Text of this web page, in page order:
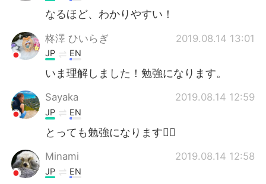
なるほど、わかりやすい！
柊澤 ひいらぎ 2019.08.14 13:01
JP EN
いま理解しました！勉強になります。
Sayaka 2019.08.14 12:59
JP EN
とっても勉強になります👍🏻
Minami 2019.08.14 12:58
JP EN